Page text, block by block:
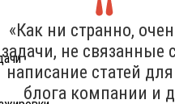
«Как ни странно,
задачи, не связанные
написание статей
блога компании и